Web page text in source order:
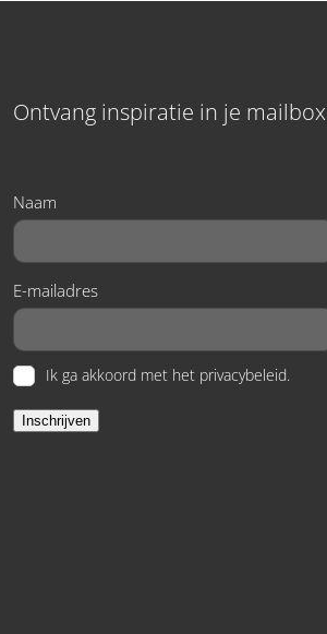
Ontvang inspiratie in je mailbox
Naam
E-mailadres
Ik ga akkoord met het privacybeleid.
Inschrijven